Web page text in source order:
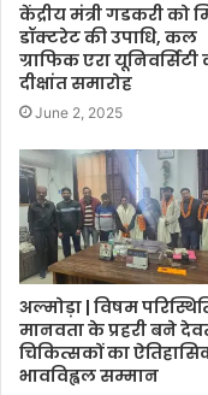
केंद्रीय मंत्री गडकरी को
डॉक्टरेट की उपाधि, कल
ग्राफिक एरा यूनिवर्सिटी
दीक्षांत समारोह
June 2, 2025
अल्मोड़ा | विषम
मानवता के प्रहरी बने
चिकित्सकों का
भावविह्वल सम्मान